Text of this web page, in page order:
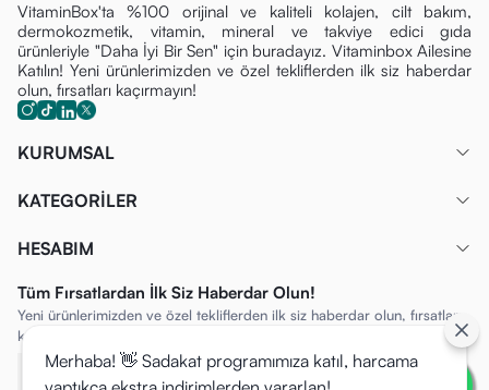
VitaminBox'ta %100 orijinal ve kaliteli kolajen, cilt bakım,
dermokozmetik, vitamin, mineral ve takviye edici gıda
ürünleriyle "Daha İyi Bir Sen" için buradayız. Vitaminbox Ailesine
Katılın! Yeni ürünlerimizden ve özel tekliflerden ilk siz haberdar
olun, fırsatları kaçırmayın!
KURUMSAL
KATEGORİLER
HESABIM
Tüm Fırsatlardan İlk Siz Haberdar Olun!
Yeni ürünlerimizden ve özel tekliflerden ilk siz haberdar olun, fırsatları
kaçırmayın!
Merhaba! 👋 Sadakat programımıza katıl, harcama